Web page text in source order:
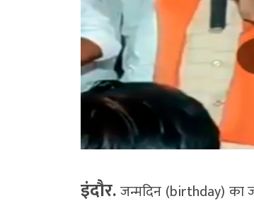
इंदौर.जन्मदिन (birthday) का